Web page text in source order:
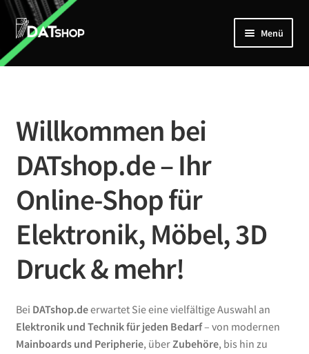
Zur
Navigation
springen
Zum
Inhalt
springen
Menü
Home
Mein Account
Kontakt
Willkommen bei
DATshop.de – Ihr
Online-Shop für
Elektronik, Möbel, 3D
Druck & mehr!
Bei DATshop.deerwartet Sie eine vielfältige Auswahl an
Elektronik und Technik für jeden Bedarf– von modernen
Mainboards und Peripherie, überZubehöre, bis hin zu